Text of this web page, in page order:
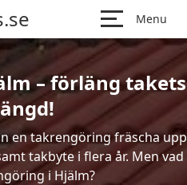
Menu
– förläng takets
en takrengöring fräscha upp
takbyte i flera år. Men vad
i Hjälm?